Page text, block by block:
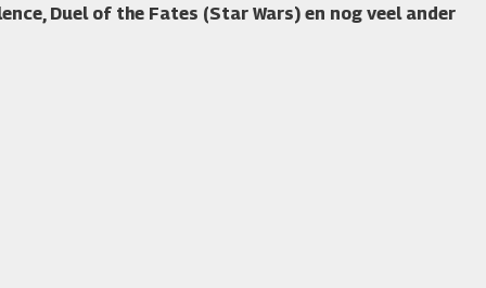
Duel of the Fates (Star Wars) en nog veel ander